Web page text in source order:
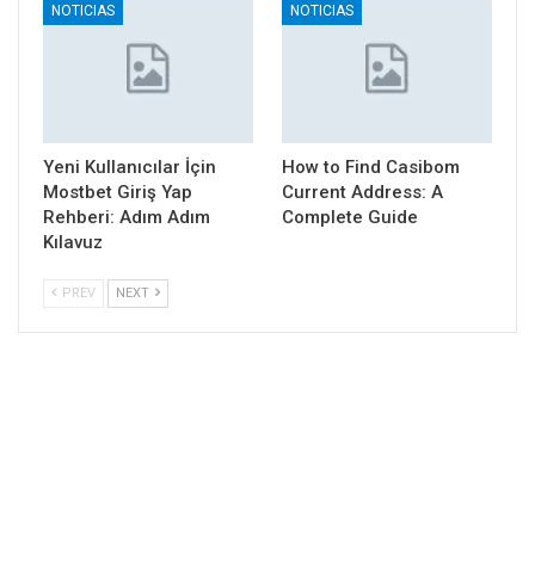
NOTICIAS
Yeni Kullanıcılar İçin
Mostbet Giriş Yap
Rehberi: Adım Adım
Kılavuz
NOTICIAS
How to Find Casibom
Current Address: A
Complete Guide
PREV NEXT